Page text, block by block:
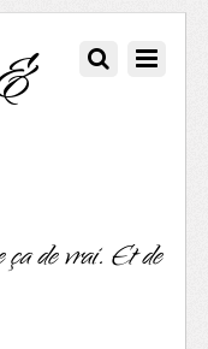
ça de vrai. Et de